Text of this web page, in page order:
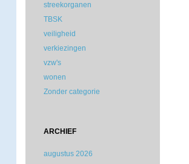
streekorganen
TBSK
veiligheid
verkiezingen
vzw's
wonen
Zonder categorie
ARCHIEF
augustus 2026